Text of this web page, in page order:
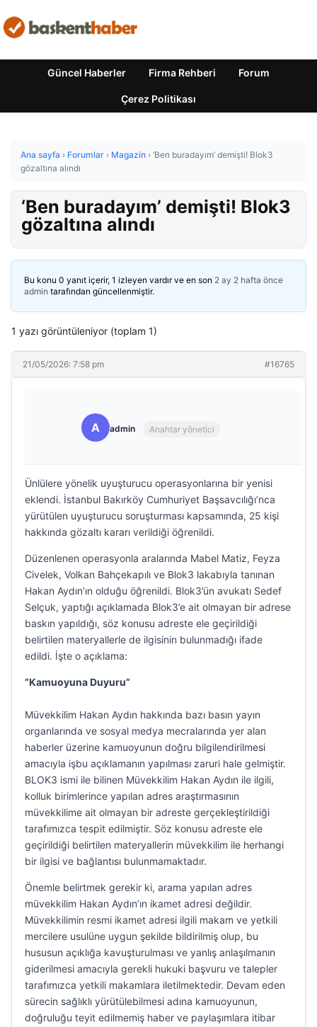
Güncel Haberler Firma Rehberi Forum
Çerez Politikası
Ana sayfa › Forumlar › Magazin › ‘Ben buradayım’ demişti! Blok3
gözaltına alındı
‘Ben buradayım’ demişti! Blok3
gözaltına alındı
Bu konu 0 yanıt içerir, 1 izleyen vardır ve en son 2 ay 2 hafta önce
admin tarafından güncellenmiştir.
1 yazı görüntüleniyor (toplam 1)
21/05/2026: 7:58 pm #16765
A admin Anahtar yönetici
Ünlülere yönelik uyuşturucu operasyonlarına bir yenisi
eklendi. İstanbul Bakırköy Cumhuriyet Başsavcılığı’nca
yürütülen uyuşturucu soruşturması kapsamında, 25 kişi
hakkında gözaltı kararı verildiği öğrenildi.
Düzenlenen operasyonla aralarında Mabel Matiz, Feyza
Civelek, Volkan Bahçekapılı ve Blok3 lakabıyla tanınan
Hakan Aydın’ın olduğu öğrenildi. Blok3’ün avukatı Sedef
Selçuk, yaptığı açıklamada Blok3’e ait olmayan bir adrese
baskın yapıldığı, söz konusu adreste ele geçirildiği
belirtilen materyallerle de ilgisinin bulunmadığı ifade
edildi. İşte o açıklama:
”Kamuoyuna Duyuru”
Müvekkilim Hakan Aydın hakkında bazı basın yayın
organlarında ve sosyal medya mecralarında yer alan
haberler üzerine kamuoyunun doğru bilgilendirilmesi
amacıyla işbu açıklamanın yapılması zaruri hale gelmiştir.
BLOK3 ismi ile bilinen Müvekkilim Hakan Aydın ile ilgili,
kolluk birimlerince yapılan adres araştırmasının
müvekkilime ait olmayan bir adreste gerçekleştirildiği
tarafımızca tespit edilmiştir. Söz konusu adreste ele
geçirildiği belirtilen materyallerin müvekkilim ile herhangi
bir ilgisi ve bağlantısı bulunmamaktadır.
Önemle belirtmek gerekir ki, arama yapılan adres
müvekkilim Hakan Aydın’ın ikamet adresi değildir.
Müvekkilimin resmi ikamet adresi ilgili makam ve yetkili
mercilere usulüne uygun şekilde bildirilmiş olup, bu
hususun açıklığa kavuşturulması ve yanlış anlaşılmanın
giderilmesi amacıyla gerekli hukuki başvuru ve talepler
tarafımızca yetkili makamlara iletilmektedir. Devam eden
sürecin sağlıklı yürütülebilmesi adına kamuoyunun,
doğruluğu teyit edilmemiş haber ve paylaşımlara itibar